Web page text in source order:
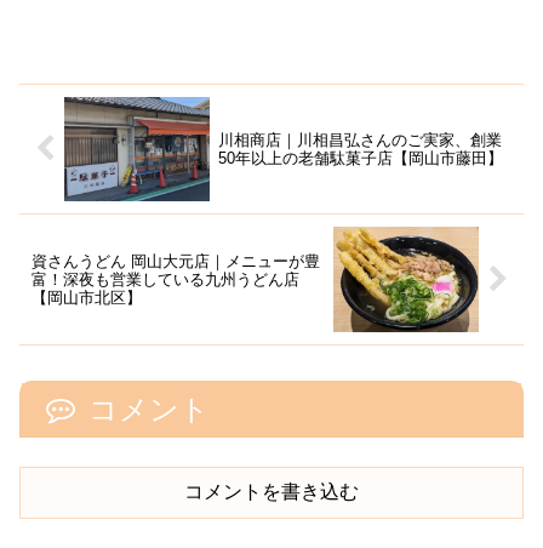
川相商店｜川相昌弘さんのご実家、創業
50年以上の老舗駄菓子店【岡山市藤田】
資さんうどん 岡山大元店｜メニューが豊
富！深夜も営業している九州うどん店
【岡山市北区】
コメント
コメントを書き込む